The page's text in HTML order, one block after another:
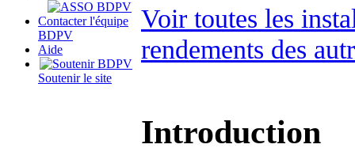
Contacter l'équipe
BDPV
Aide
Soutenir le site
Voir toutes les
rendements des
Introduction